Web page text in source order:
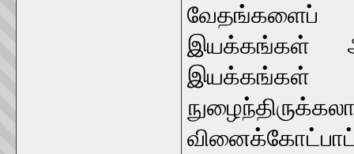
வேதங்களைப்
இயக்கங்கள்
இயக்கங்கள்